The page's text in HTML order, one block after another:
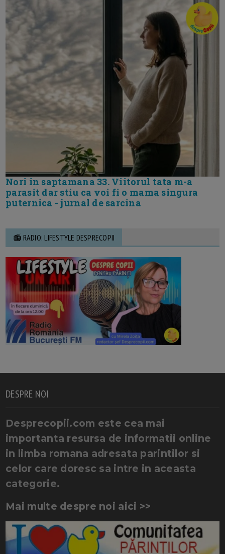
Nori in saptamana 33. Viitorul tata m-a
parasit dar stiu ca voi fi o mama singura
puternica - jurnal de sarcina
📻 RADIO: LIFESTYLE DESPRECOPII
DESPRE NOI
Desprecopii.com este cea mai
importanta resursa de informatii online
in limba romana adresata parintilor si
celor care doresc sa intre in aceasta
categorie.
Mai multe despre noi aici >>